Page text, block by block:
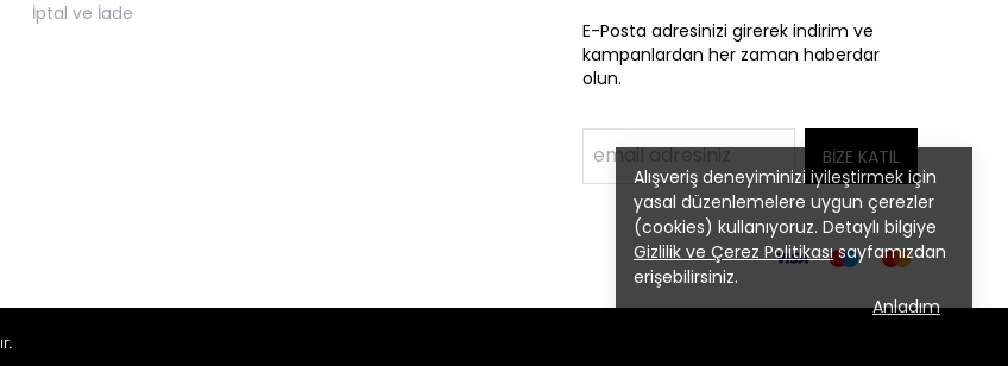
Alışveriş deneyiminizi iyileştirmek için
yasal düzenlemelere uygun çerezler
(cookies) kullanıyoruz. Detaylı bilgiye
Gizlilik ve Çerez Politikasısayfamızdan
erişebilirsiniz.
Anladım
İptal ve İade
E-Posta adresinizi girerek indirim ve
kampanlardan her zaman haberdar
olun.
BİZE KATIL